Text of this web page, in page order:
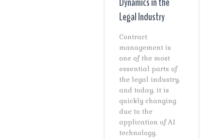
Legal Industry
Contract
management is
one of the most
essential parts of
the legal industry,
and today, it is
quickly changing
due to the
application of AI
technology.